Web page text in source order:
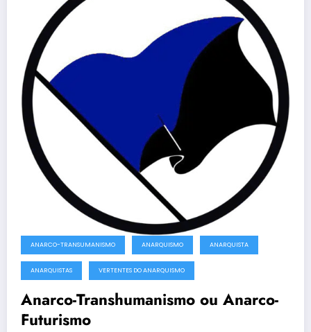
ANARCO-TRANSUMANISMO ANARQUISMO ANARQUISTA
ANARQUISTAS VERTENTES DO ANARQUISMO
Anarco-Transhumanismo ou Anarco-
Futurismo